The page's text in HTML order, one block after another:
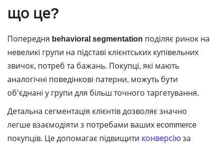
що це?
Попередня behavioral segmentation поділяє ринок на
невеликі групи на підставі клієнтських купівельних
звичок, потреб та бажань. Покупці, які мають
аналогічні поведінкові патерни, можуть бути
об‘єднані у групи для більш точного таргетування.
Детальна сегментація клієнтів дозволяє значно
легше взаємодіяти з потребами ваших ecommerce
покупців. Це допомагає підвищити конверсіюза